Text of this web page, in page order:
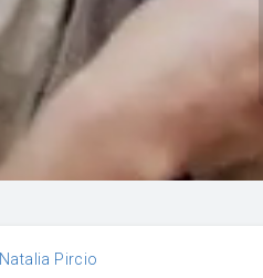
Natalia Pircio